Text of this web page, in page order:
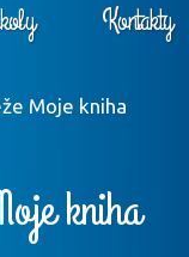
Kontakty
Moje kniha
kniha